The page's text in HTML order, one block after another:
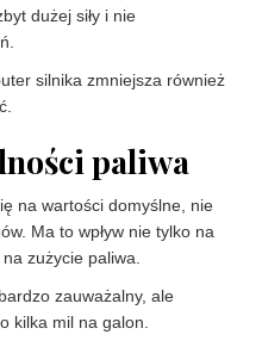
dużej siły i nie
silnika zmniejsza również
paliwa
na wartości domyślne, nie
Ma to wpływ nie tylko na
zużycie paliwa.
zauważalny, ale
kilka mil na galon.